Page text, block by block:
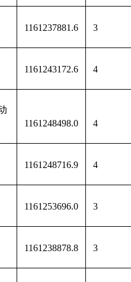
1161237881.6 3
1161243172.6 4
1161248498.0 4
1161248716.9 4
1161253696.0 3
1161238878.8 3